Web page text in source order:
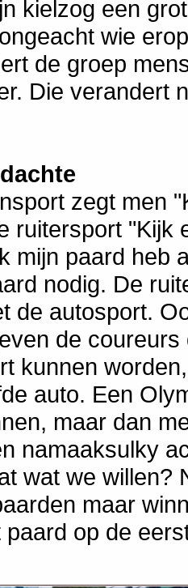
kielzog een
wie
de groep
Die verandert
zegt men
ruitersport "Kijk
mijn paard heb
nodig. De
de autosport.
de
kunnen
auto. Een
maar dan
namaaksulky
wat we willen?
maar
paard op de